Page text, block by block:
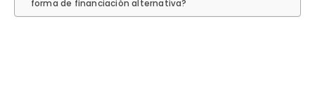
forma de financiación alternativa?